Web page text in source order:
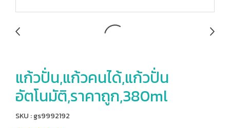
แก้วปั่น,แก้วคนได้,แก้วปั่น
อัตโนมัติ,ราคาถูก,380ml
SKU : gs9992192